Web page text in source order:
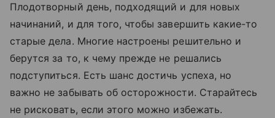
Плодотворный день, подходящий и для новых
начинаний, и для того, чтобы завершить какие-то
старые дела. Многие настроены решительно и
берутся за то, к чему прежде не решались
подступиться. Есть шанс достичь успеха, но
важно не забывать об осторожности. Старайтесь
не рисковать, если этого можно избежать.